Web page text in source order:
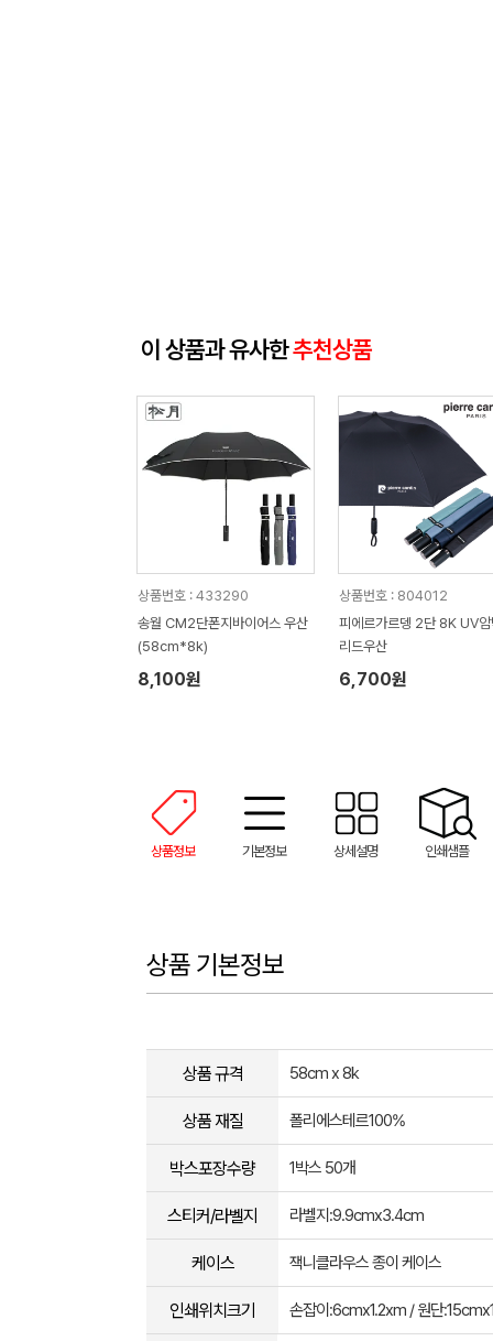
이 상품과 유사한추천상품
상품번호 : 433290
송월 CM2단폰지바이어스 우산
(58cm*8k)
8,100원
상품번호 : 804012
피에르가르뎅 2단 8K UV암
리드우산
6,700원
상품정보 기본정보 상세설명 인쇄샘플
상품 기본정보
상품 규격 58cm x 8k
상품 재질 폴리에스테르100%
박스포장수량 1박스 50개
스티커/라벨지 라벨지:9.9cmx3.4cm
케이스 잭니클라우스 종이 케이스
인쇄위치크기 손잡이:6cmx1.2xm / 원단